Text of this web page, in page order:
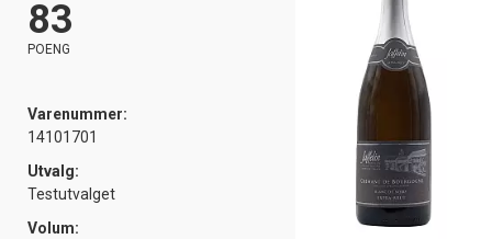
83
POENG
Varenummer:
14101701
Utvalg:
Testutvalget
Volum: